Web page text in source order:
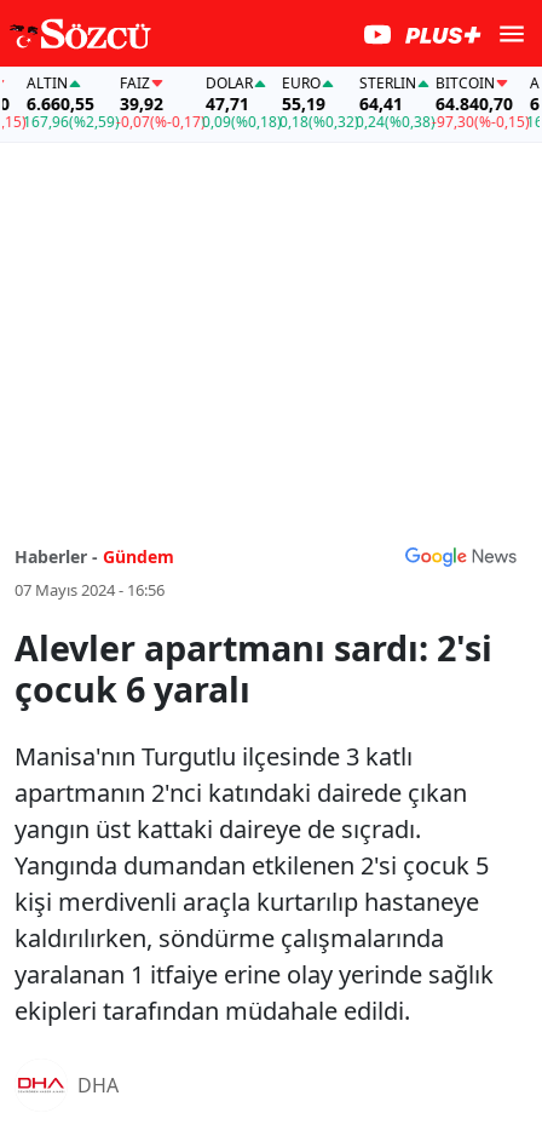
(%2,59)
39,92
-0,07(%-0,17)
DOLAR
47,71
0,09(%0,18)
EURO
55,19
0,18(%0,32)
STERLIN
64,41
0,24(%0,38)
BITCOIN
64.840,70
-97,30(%-0,15)
ALTIN
167,96
Haberler - Gündem
07 Mayıs 2024 - 16:56
Alevler apartmanı sardı: 2'si
çocuk 6 yaralı
Manisa'nın Turgutlu ilçesinde 3 katlı
apartmanın 2'nci katındaki dairede çıkan
yangın üst kattaki daireye de sıçradı.
Yangında dumandan etkilenen 2'si çocuk 5
kişi merdivenli araçla kurtarılıp hastaneye
kaldırılırken, söndürme çalışmalarında
yaralanan 1 itfaiye erine olay yerinde sağlık
ekipleri tarafından müdahale edildi.
DHA